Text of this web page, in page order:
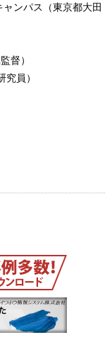
ンパス（東京都大田
督）
員）